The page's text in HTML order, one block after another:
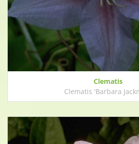
Clematis
Clematis 'Barbara